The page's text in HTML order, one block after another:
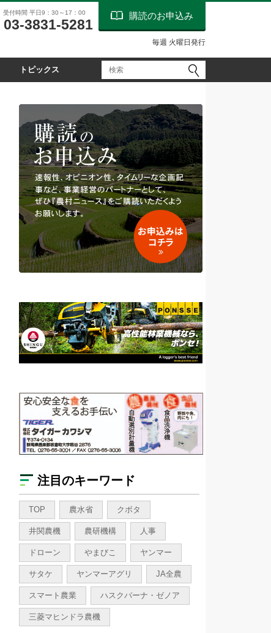
受付時間 平日9：30～17：00
03-3831-5281
購読のお申込み
毎週 火曜日発行
トピックス
注目のキーワード
TOP 農水省 クボタ
井関農機 農研機構 人事
ドローン やまびこ ヤンマー
サタケ ヤンマーアグリ JA全農
スマート農業 ハスクバーナ・ゼノア
三菱マヒンドラ農機